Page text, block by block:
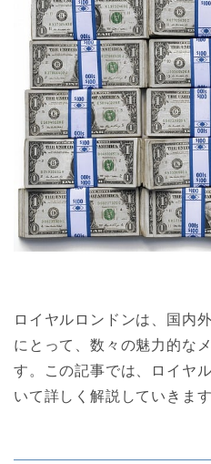
ロイヤルロンドンは、国内
にとって、数々の魅力的な
す。この記事では、ロイヤ
いて詳しく解説していきます